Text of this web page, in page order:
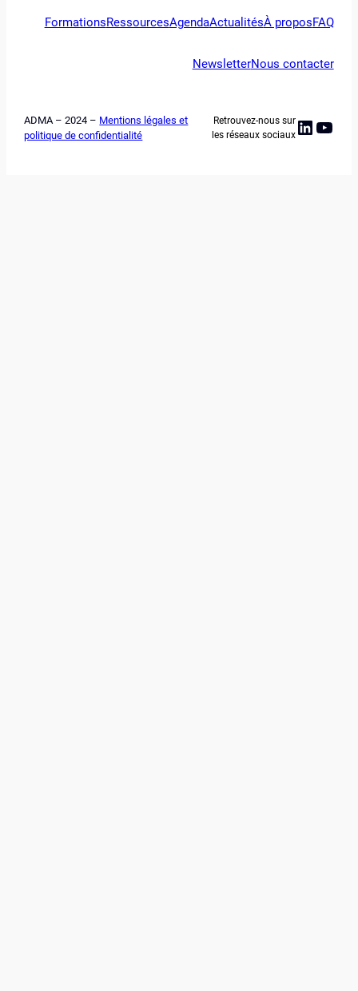
FormationsRessourcesAgendaActualitésÀ proposFAQ
NewsletterNous contacter
ADMA – 2024 – Mentions légales et
politique de confidentialité
Retrouvez-nous sur
les réseaux sociaux